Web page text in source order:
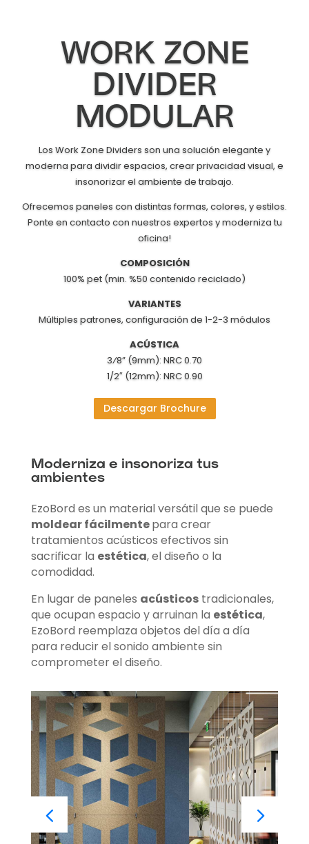
WORK ZONE
DIVIDER
MODULAR
Los Work Zone Dividers son una solución elegante y
moderna para dividir espacios, crear privacidad visual, e
insonorizar el ambiente de trabajo.
Ofrecemos paneles con distintas formas, colores, y estilos.
Ponte en contacto con nuestros expertos y moderniza tu
oficina!
COMPOSICIÓN
100% pet (min. %50 contenido reciclado)
VARIANTES
Múltiples patrones, configuración de 1-2-3 módulos
ACÚSTICA
3⁄8” (9mm): NRC 0.70
1/2″ (12mm): NRC 0.90
Descargar Brochure
Moderniza e insonoriza tus
ambientes
EzoBord es un material versátil que se puede
moldear fácilmentepara crear
tratamientos acústicos efectivos sin
sacrificar la estética, el diseño o la
comodidad.
En lugar de paneles acústicostradicionales,
que ocupan espacio y arruinan la estética,
EzoBord reemplaza objetos del día a día
para reducir el sonido ambiente sin
comprometer el diseño.